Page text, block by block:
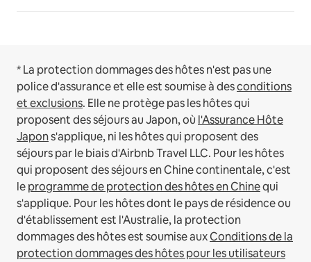
* La protection dommages des hôtes n'est pas une
police d'assurance et elle est soumise à desconditions
et exclusions. Elle ne protège pas les hôtes qui
proposent des séjours au Japon, où l'Assurance Hôte
Japons'applique, ni les hôtes qui proposent des
séjours par le biais d'Airbnb Travel LLC. Pour les hôtes
qui proposent des séjours en Chine continentale, c'est
leprogramme de protection des hôtes en Chinequi
s'applique. Pour les hôtes dont le pays de résidence ou
d'établissement est l'Australie, la protection
dommages des hôtes est soumise auxConditions de la
protection dommages des hôtes pour les utilisateurs